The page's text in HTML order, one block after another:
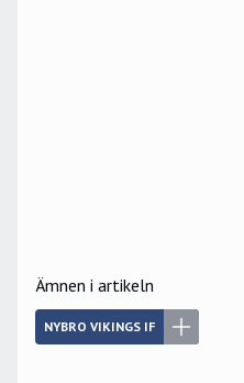
Ämnen i artikeln
NYBRO VIKINGS IF